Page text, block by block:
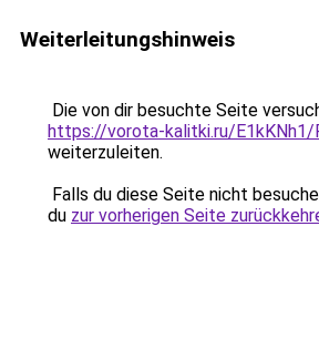
Weiterleitungshinweis
Die von dir besuchte Seite
https://vorota-kalitki.ru/E1kKNh1/
weiterzuleiten.
Falls du diese Seite nicht
du zur vorherigen Seite